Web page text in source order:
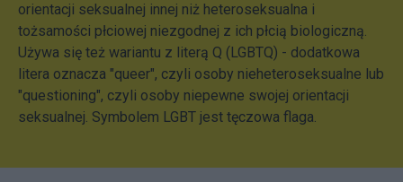
orientacji seksualnej innej niż heteroseksualna i
tożsamości płciowej niezgodnej z ich płcią biologiczną.
Używa się też wariantu z literą Q (LGBTQ) - dodatkowa
litera oznacza "queer", czyli osoby nieheteroseksualne lub
"questioning", czyli osoby niepewne swojej orientacji
seksualnej. Symbolem LGBT jest tęczowa flaga.